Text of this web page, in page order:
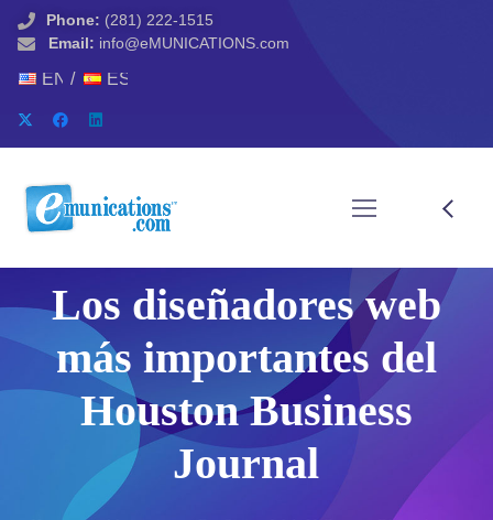
Phone: (281) 222-1515
Email: info@eMUNICATIONS.com
ENGLISHESPAÑOL
Los diseñadores web
más importantes del
Houston Business
Journal